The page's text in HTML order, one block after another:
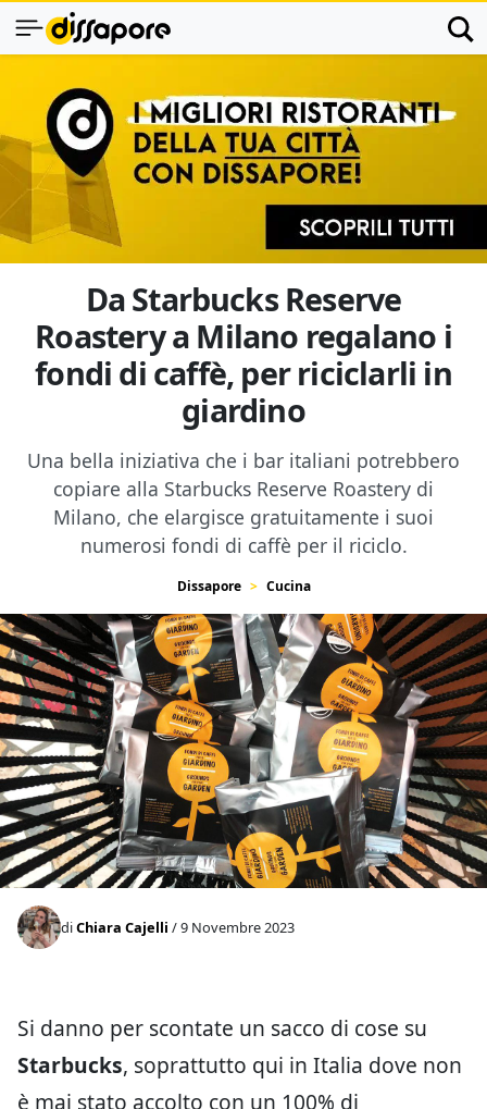
Da Starbucks Reserve
Roastery a Milano regalano i
fondi di caffè, per riciclarli in
giardino
Una bella iniziativa che i bar italiani potrebbero
copiare alla Starbucks Reserve Roastery di
Milano, che elargisce gratuitamente i suoi
numerosi fondi di caffè per il riciclo.
Dissapore Cucina
diChiara Cajelli / 9 Novembre 2023
Si danno per scontate un sacco di cose su
Starbucks, soprattutto qui in Italia dove non
è mai stato accolto con un 100% di